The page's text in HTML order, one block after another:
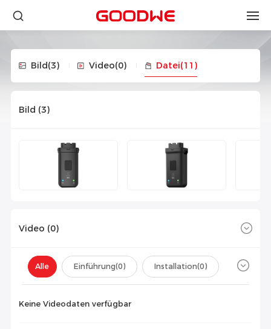
Bild(3) Video(0) Datei(11)
Bild (3)
Video (0)
Alle Einführung(0) Installation(0)
Keine Videodaten verfügbar